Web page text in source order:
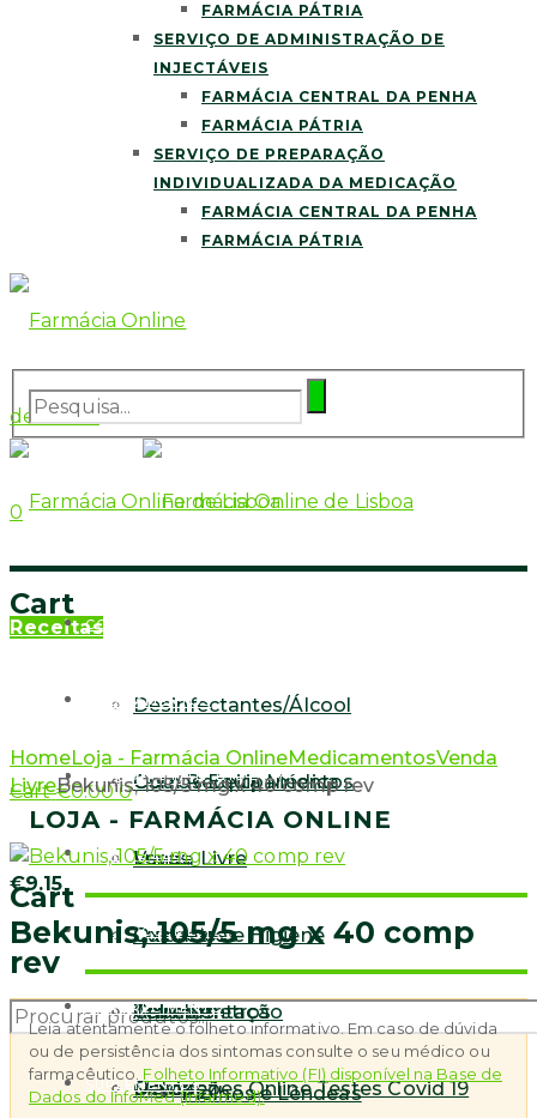
FARMÁCIA PÁTRIA
SERVIÇO DE ADMINISTRAÇÃO DE
INJECTÁVEIS
FARMÁCIA CENTRAL DA PENHA
FARMÁCIA PÁTRIA
SERVIÇO DE PREPARAÇÃO
INDIVIDUALIZADA DA MEDICAÇÃO
FARMÁCIA CENTRAL DA PENHA
FARMÁCIA PÁTRIA
0
Cart
Receitas
Cart €0.00 0
Cart
Products
COVID19
Desinfectantes/Álcool
Outros Equipamentos
Luvas
Oximetros
Termómetros
Marcações Online Testes Covid 19
MEDICAMENTOS
Com Receita Médica
Venda Livre
VETERINÁRIA
MAMÃ E BEBÉ
Cuidados e Higiene
Amamentação
Gravidez
DERMOCOSMÉTICA
Cabelos
Piolhos e Lêndeas
EMAGRECIMENTO
Detox
SUPLEMENTOS
FARMÁCIA ONLINE LISBOA
LOJA - FARMÁCIA ONLINE
HomeLoja - Farmácia OnlineMedicamentosVenda
LivreBekunis, 105/5 mg x 40 comp rev
€9.15
Bekunis, 105/5 mg x 40 comp
rev
Leia atentamente o folheto informativo. Em caso de dúvida
ou de persistência dos sintomas consulte o seu médico ou
farmacêutico. Folheto Informativo (FI) disponível na Base de
Dados do InfoMed (Infarmed).